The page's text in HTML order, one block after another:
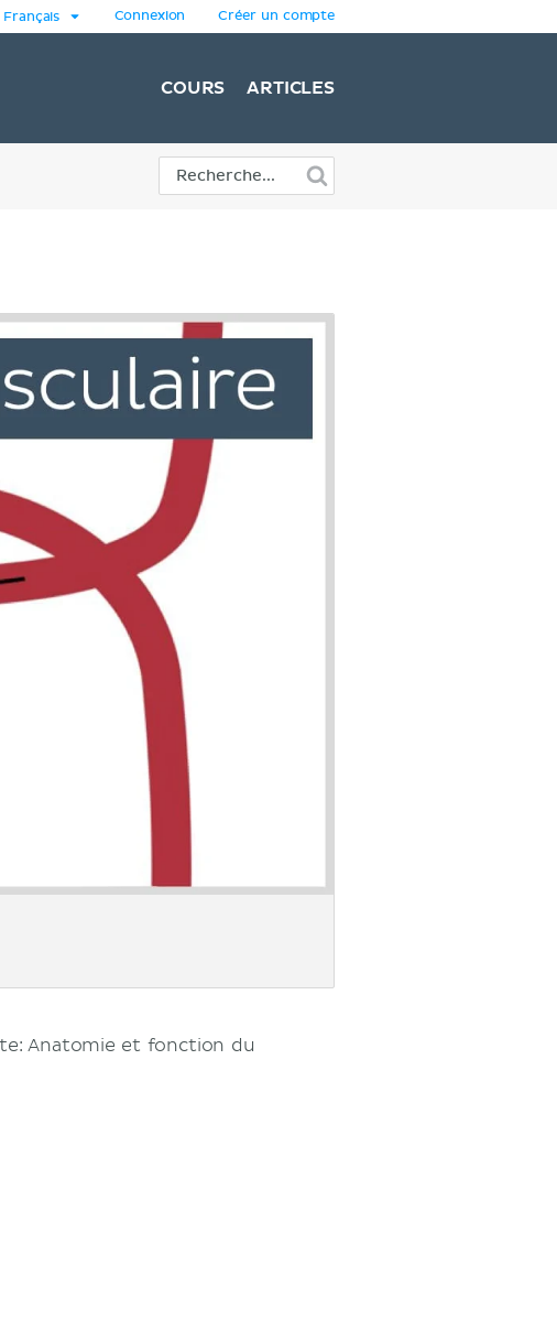
Français Connexion Créer un compte
COURS ARTICLES
Anatomie et fonction du